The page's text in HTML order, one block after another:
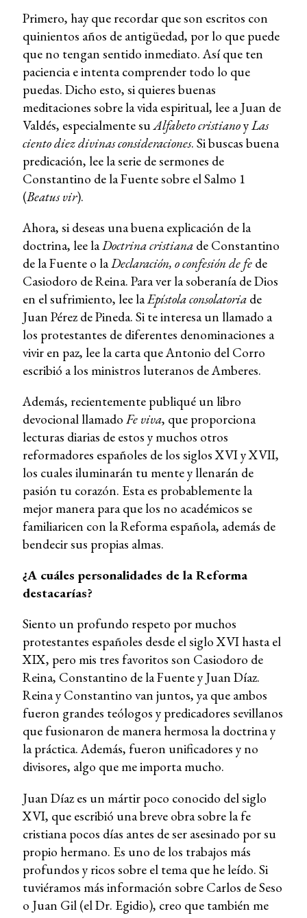
Primero, hay que recordar que son escritos con
quinientos años de antigüedad, por lo que puede
que no tengan sentido inmediato. Así que ten
paciencia e intenta comprender todo lo que
puedas. Dicho esto, si quieres buenas
meditaciones sobre la vida espiritual, lee a Juan de
Valdés, especialmente suAlfabeto cristianoyLas
ciento diez divinas consideraciones. Si buscas buena
predicación, lee la serie de sermones de
Constantino de la Fuente sobre el Salmo 1
(Beatus vir).
Ahora, si deseas una buena explicación de la
doctrina, lee laDoctrina cristianade Constantino
de la Fuente o laDeclaración, o confesión de fede
Casiodoro de Reina. Para ver la soberanía de Dios
en el sufrimiento, lee laEpístola consolatoriade
Juan Pérez de Pineda. Si te interesa un llamado a
los protestantes de diferentes denominaciones a
vivir en paz, lee la carta que Antonio del Corro
escribió a los ministros luteranos de Amberes.
Además, recientemente publiqué un libro
devocional llamado Fe viva, que proporciona
lecturas diarias de estos y muchos otros
reformadores españoles de los siglos XVI y XVII,
los cuales iluminarán tu mente y llenarán de
pasión tu corazón. Esta es probablemente la
mejor manera para que los no académicos se
familiaricen con la Reforma española, además de
bendecir sus propias almas.
¿A cuáles personalidades de la Reforma
destacarías?
Siento un profundo respeto por muchos
protestantes españoles desde el siglo XVI hasta el
XIX, pero mis tres favoritos son Casiodoro de
Reina, Constantino de la Fuente y Juan Díaz.
Reina y Constantino van juntos, ya que ambos
fueron grandes teólogos y predicadores sevillanos
que fusionaron de manera hermosa la doctrina y
la práctica. Además, fueron unificadores y no
divisores, algo que me importa mucho.
Juan Díaz es un mártir poco conocido del siglo
XVI, que escribió una breve obra sobre la fe
cristiana pocos días antes de ser asesinado por su
propio hermano. Es uno de los trabajos más
profundos y ricos sobre el tema que he leído. Si
tuviéramos más información sobre Carlos de Seso
o Juan Gil (el Dr. Egidio), creo que también me